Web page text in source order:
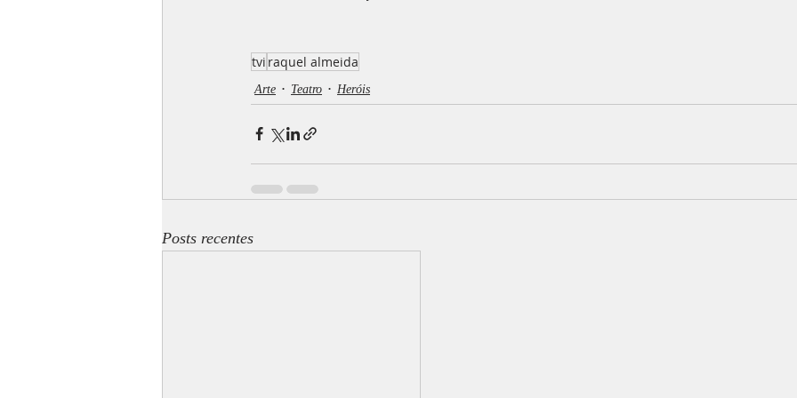
tvi raquel almeida
Arte Teatro Heróis
Posts recentes